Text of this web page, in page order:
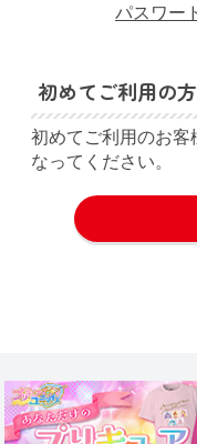
パスワー
初めてご利用の方
初めてご利用のお客
なってください。